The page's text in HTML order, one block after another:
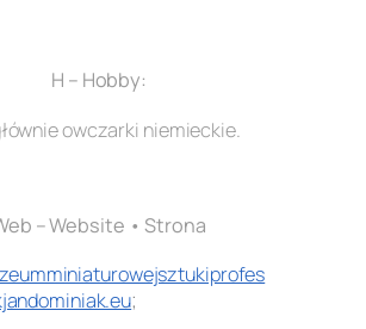
H – Hobby:
owczarki niemieckie.
– Website • Strona
;